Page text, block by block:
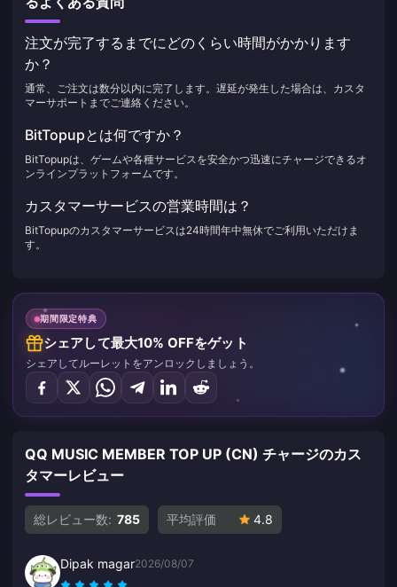
注文が完了するまでにどのくらい時間がかかります
か？
通常、ご注文は数分以内に完了します。遅延が発生した場合は、カスタ
マーサポートまでご連絡ください。
BitTopupとは何ですか？
BitTopupは、ゲームや各種サービスを安全かつ迅速にチャージできるオ
ンラインプラットフォームです。
カスタマーサービスの営業時間は？
BitTopupのカスタマーサービスは24時間年中無休でご利用いただけま
す。
期間限定特典
シェアして最大10% OFFをゲット
シェアしてルーレットをアンロックしましょう。
QQ MUSIC MEMBER TOP UP (CN) チャージのカス
タマーレビュー
総レビュー数: 785 平均評価 4.8
Dipak magar2026/08/07